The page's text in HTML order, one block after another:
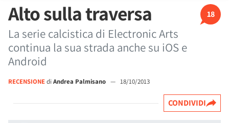
18
Alto sulla traversa
La serie calcistica di Electronic Arts
continua la sua strada anche su iOS e
Android
RECENSIONEdi Andrea Palmisano — 18/10/2013
CONDIVIDI